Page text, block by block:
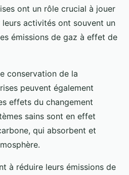
ont un rôle crucial à jouer
activités ont souvent un
émissions de gaz à effet de
conservation de la
peuvent également
effets du changement
sains sont en effet
qui absorbent et
à réduire leurs émissions de